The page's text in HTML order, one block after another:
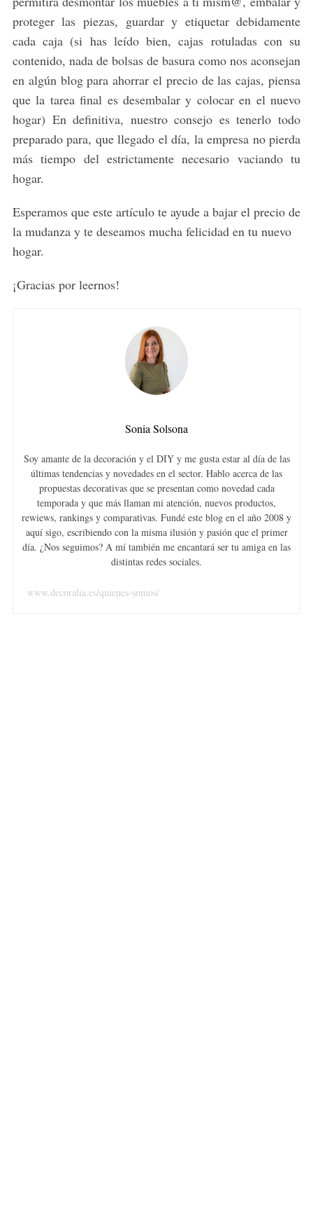
proteger las piezas, guardar y etiquetar debidamente
cada caja (si has leído bien, cajas rotuladas con su
contenido, nada de bolsas de basura como nos aconsejan
en algún blog para ahorrar el precio de las cajas, piensa
que la tarea final es desembalar y colocar en el nuevo
hogar) En definitiva, nuestro consejo es tenerlo todo
preparado para, que llegado el día, la empresa no pierda
más tiempo del estrictamente necesario vaciando tu
hogar.
Esperamos que este artículo te ayude a bajar el precio de
la mudanza y te deseamos mucha felicidad en tu nuevo
hogar.
¡Gracias por leernos!
Sonia Solsona
Soy amante de la decoración y el DIY y me gusta estar al día de las
últimas tendencias y novedades en el sector. Hablo acerca de las
propuestas decorativas que se presentan como novedad cada
temporada y que más llaman mi atención, nuevos productos,
rewiews, rankings y comparativas. Fundé este blog en el año 2008 y
aquí sigo, escribiendo con la misma ilusión y pasión que el primer
día. ¿Nos seguimos? A mí también me encantará ser tu amiga en las
distintas redes sociales.
www.decoralia.es/quienes-somos/